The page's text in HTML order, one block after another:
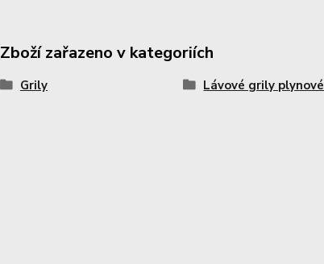
Zboží zařazeno v kategoriích
Grily Lávové grily plynové